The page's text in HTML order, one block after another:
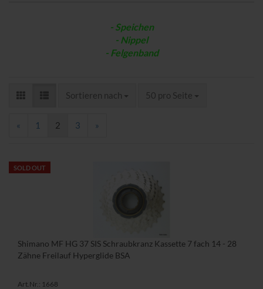
- Speichen
- Nippel
- Felgenband
Sortieren nach
Sortieren nach 50 pro Seite
pro Seite
« 1 2 3 »
SOLD OUT
Shimano MF HG 37 SIS Schraubkranz Kassette 7 fach 14 - 28
Zähne Freilauf Hyperglide BSA
Art.Nr.: 1668